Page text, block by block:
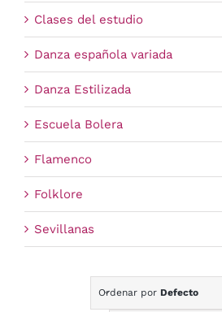
Carrito
Clases del estudio
Danza española variada
Danza Estilizada
Escuela Bolera
Flamenco
Folklore
Sevillanas
Ordenar por Defecto